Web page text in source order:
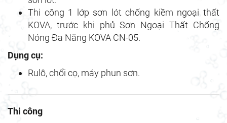
Thi công 1 lớp sơn lót chống kiềm ngoại thất
KOVA, trước khi phủ Sơn Ngoại Thất Chống
Nóng Đa Năng KOVA CN-05.
Dụng cụ:
Rulô, chổi cọ, máy phun sơn.
Thi công